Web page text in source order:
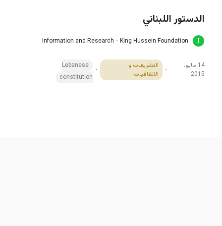
الدستور اللبناني
Information and Research - King Hussein Foundation
14 مايو،
2015
التشريعات و
الاتفاقيات
Lebanese
constitution